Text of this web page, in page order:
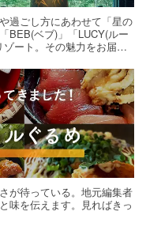
過ごし方にあわせて「星の
BEB(ベブ)」「LUCY(ルー
ート。その魅力をお届け
が待っている。地元編集者
味を伝えます。見ればきっ